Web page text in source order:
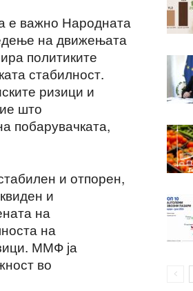
е важно Народната
на движењата
политиките
стабилност.
ризици и
што
побарувачката,
и отпорен,
и
на
на
ММФ ја
во